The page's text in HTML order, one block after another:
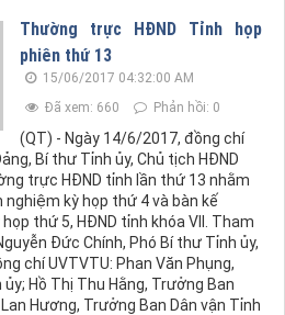
Thường trực HĐND Tỉnh họp
phiên thứ 13
15/06/2017 04:32:00 AM
Đã xem: 660
Phản hồi: 0
(QT) - Ngày 14/6/2017, đồng chí
Bí thư Tỉnh ủy, Chủ tịch HĐND
trực HĐND tỉnh lần thứ 13 nhằm
kỳ họp thứ 4 và bàn kế
thứ 5, HĐND tỉnh khóa VII. Tham
Đức Chính, Phó Bí thư Tỉnh ủy,
chí UVTVTU: Phan Văn Phụng,
Hồ Thị Thu Hằng, Trưởng Ban
Hương, Trưởng Ban Dân vận Tỉnh